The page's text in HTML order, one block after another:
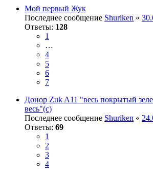
Мой первый Жук
Последнее сообщение Shuriken «
Ответы: 128
1
…
4
5
6
7
Донор Zuk A11 "весь покрытый
весь"(с)
Последнее сообщение Shuriken «
Ответы: 69
1
2
3
4